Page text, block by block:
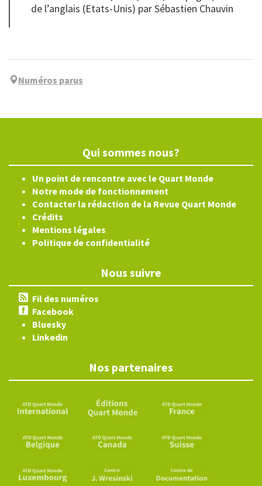
de l’anglais (Etats-Unis) par Sébastien Chauvin
Numéros parus
Qui sommes nous?
Un point de rencontre avec le Quart Monde
Notre mode de fonctionnement
Contacter la rédaction de la Revue Quart Monde
Crédits
Mentions légales
Politique de confidentialité
Nous suivre
Fil des numéros
Facebook
Bluesky
Linkedin
Nos partenaires